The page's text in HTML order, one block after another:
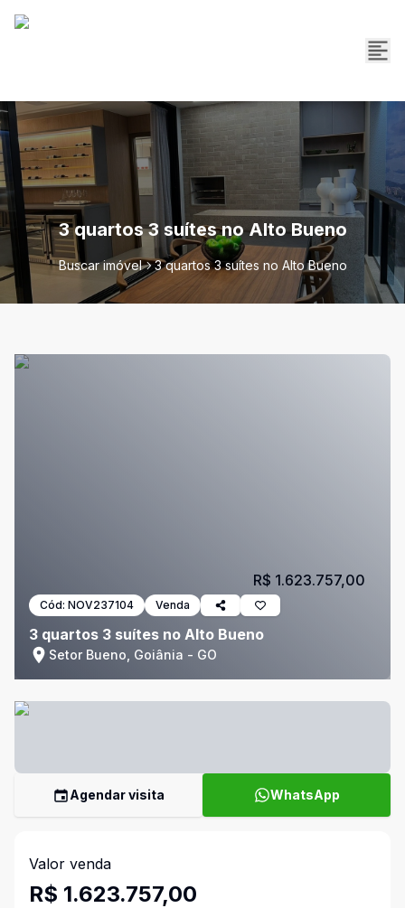
3 quartos 3 suítes no Alto Bueno
Buscar imóvel 3 quartos 3 suítes no Alto Bueno
Cód: NOV237104 Venda
3 quartos 3 suítes no Alto Bueno
Setor Bueno, Goiânia - GO
R$ 1.623.757,00
Agendar visita WhatsApp
Valor venda
R$ 1.623.757,00